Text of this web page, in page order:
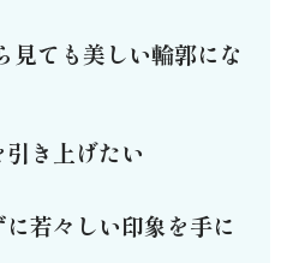
見ても美しい輪郭にな
き上げたい
若々しい印象を手に